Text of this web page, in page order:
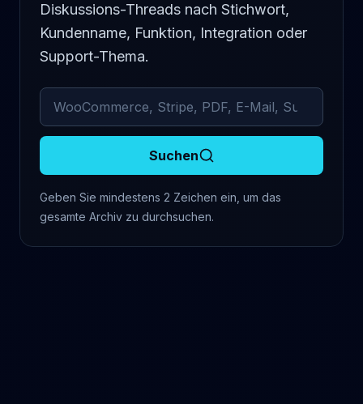
Diskussions-Threads nach Stichwort,
Kundenname, Funktion, Integration oder
Support-Thema.
Archivierte Kommentare durchsuchen
Suchen
Geben Sie mindestens 2 Zeichen ein, um das
gesamte Archiv zu durchsuchen.